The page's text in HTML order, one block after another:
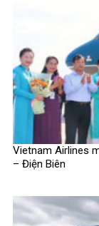
Vietnam Airlines
– Điện Biên